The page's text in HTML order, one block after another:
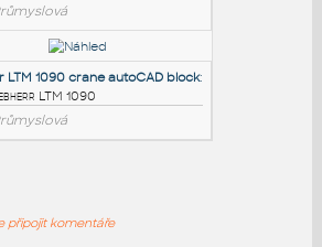
LTM 11200 - 9.1 crane AutoCAD
:
Liebherr LTM 11200
Průmysl
Liebherr LTM 1350
připojit komentáře